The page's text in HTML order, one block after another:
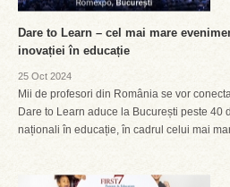
Dare to Learn – cel mai mare
inovației în educație
25 Oct 2024
Mii de profesori din România se vor
Dare to Learn aduce la București peste 40
naționali în educație, în cadrul celui mai